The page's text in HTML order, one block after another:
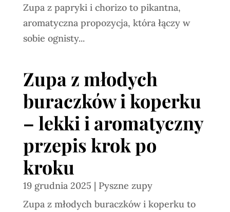
Zupa z papryki i chorizo to pikantna,
aromatyczna propozycja, która łączy w
sobie ognisty...
Zupa z młodych
buraczków i koperku
– lekki i aromatyczny
przepis krok po
kroku
19 grudnia 2025 | Pyszne zupy
Zupa z młodych buraczków i koperku to